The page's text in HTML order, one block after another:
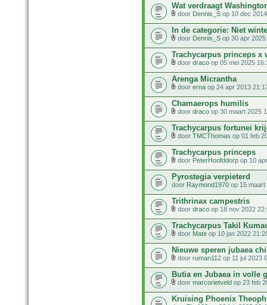
Wat verdraagt
door Dennis_S op 10 dec
In de categorie: Niet
door Dennis_S op 30 apr
Trachycarpus princeps x
door draco op 05 mei 2025
Arenga Micrantha
door erna op 24 apr 2013
Chamaerops humilis
door draco op 30 maart 2025
Trachycarpus fortunei
door TMCThomas op 01 feb
Trachycarpus princeps
door PeterHoofddorp op 10
Pyrostegia verpieterd
door Raymond1970 op 15 maart
Trithrinax campestris
door draco op 18 nov 2022
Trachycarpus Takil
door Mate op 10 jan 2022
Nieuwe speren jubaea
door ruman112 op 11 jul 2023
Butia en Jubaea in volle
door marcorietveld op 23 feb
Kruising Phoenix